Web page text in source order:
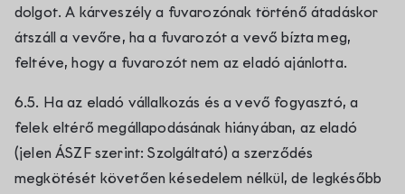
dolgot. A kárveszély a fuvarozónak történő átadáskor
átszáll a vevőre, ha a fuvarozót a vevő bízta meg,
feltéve, hogy a fuvarozót nem az eladó ajánlotta.
6.5. Ha az eladó vállalkozás és a vevő fogyasztó, a
felek eltérő megállapodásának hiányában, az eladó
(jelen ÁSZF szerint: Szolgáltató) a szerződés
megkötését követően késedelem nélkül, de legkésőbb